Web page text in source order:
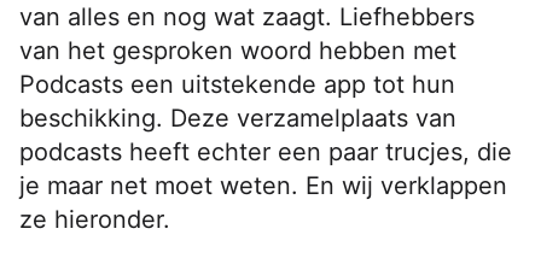
van alles en nog wat zaagt. Liefhebbers
van het gesproken woord hebben met
Podcasts een uitstekende app tot hun
beschikking. Deze verzamelplaats van
podcasts heeft echter een paar trucjes, die
je maar net moet weten. En wij verklappen
ze hieronder.